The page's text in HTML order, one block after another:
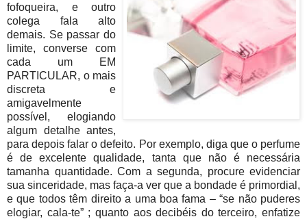
fofoqueira, e outro
colega fala alto
demais. Se passar do
limite, converse com
cada um EM
PARTICULAR, o mais
discreta e
amigavelmente
possível, elogiando
algum detalhe antes,
para depois falar o defeito. Por exemplo, diga que o perfume
é de excelente qualidade, tanta que não é necessária
tamanha quantidade. Com a segunda, procure evidenciar
sua sinceridade, mas faça-a ver que a bondade é primordial,
e que todos têm direito a uma boa fama – “se não puderes
elogiar, cala-te” ; quanto aos decibéis do terceiro, enfatize